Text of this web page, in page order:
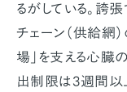
るがしている。誇
チェーン（供給網
場」を支える心臓
出制限は3週間以